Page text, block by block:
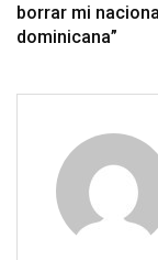
borrar mi
dominicana”